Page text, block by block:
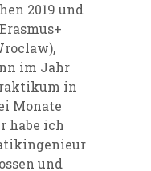
2019 und
im Jahr
in
Monate
habe ich
und